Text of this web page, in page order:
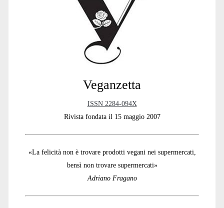
Veganzetta
ISSN 2284-094X
Rivista fondata il 15 maggio 2007
«La felicità non è trovare prodotti vegani nei supermercati,
bensì non trovare supermercati»
Adriano Fragano